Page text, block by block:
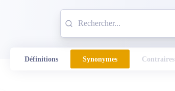
Définitions Synonymes Contraires